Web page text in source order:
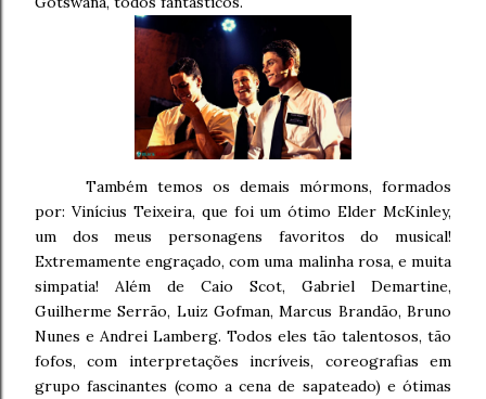
Também temos os demais mórmons, formados
por: Vinícius Teixeira, que foi um ótimo Elder McKinley,
um dos meus personagens favoritos do musical!
Extremamente engraçado, com uma malinha rosa, e muita
simpatia! Além de Caio Scot, Gabriel Demartine,
Guilherme Serrão, Luiz Gofman, Marcus Brandão, Bruno
Nunes e Andrei Lamberg. Todos eles tão talentosos, tão
fofos, com interpretações incríveis, coreografias em
grupo fascinantes (como a cena de sapateado) e ótimas